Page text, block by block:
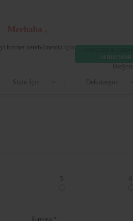
SORU SOR
Sizin İçin Dekorasyon
hizmet verebilmemiz için aşağıdaki formu
5 6
E-posta *